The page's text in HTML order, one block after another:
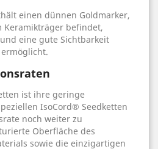
einen dünnen Goldmarker,
Keramikträger befindet,
eine gute Sichtbarkeit
ist ihre geringe
IsoCord® Seedketten
noch weiter zu
Oberfläche des
sowie die einzigartigen